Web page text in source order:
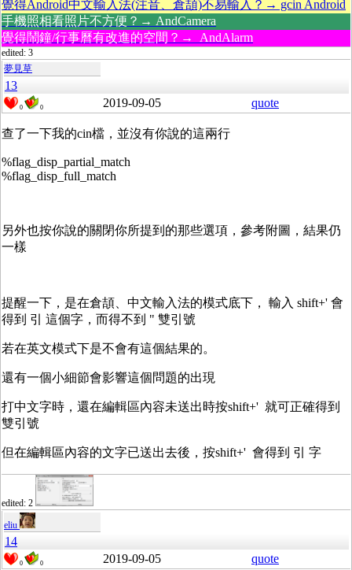
覺得Android中文輸入法(注音、倉頡)不易輸入？→ gcin Android
手機照相看照片不方便？→ AndCamera
覺得鬧鐘/行事曆有改進的空間？→ AndAlarm
edited: 3
夢見草
13
0 0 2019-09-05 quote
查了一下我的cin檔，並沒有你說的這兩行
%flag_disp_partial_match
%flag_disp_full_match
另外也按你說的關閉你所提到的那些選項，參考附圖，結果仍
一樣
提醒一下，是在倉頡、中文輸入法的模式底下， 輸入 shift+' 會
得到 引 這個字，而得不到 " 雙引號
若在英文模式下是不會有這個結果的。
還有一個小細節會影響這個問題的出現
打中文字時，還在編輯區內容未送出時按shift+' 就可正確得到
雙引號
但在編輯區內容的文字已送出去後，按shift+' 會得到 引 字
edited: 2
eliu
14
0 0 2019-09-05 quote